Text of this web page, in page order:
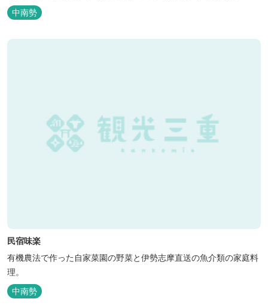
ニティ付き女性専用フロアやビジネスマンに最適なパソコン・プリ
ンター設置のお部屋など多種多様な部屋タイプ・サービスをご用
意。本質の時間、至上の空間をお届けいたします。 また１Fにはカ
中南勢
民宿味楽
有機農法で作った自家菜園の野菜と伊勢志摩直送の魚介類の家庭料
理。
中南勢